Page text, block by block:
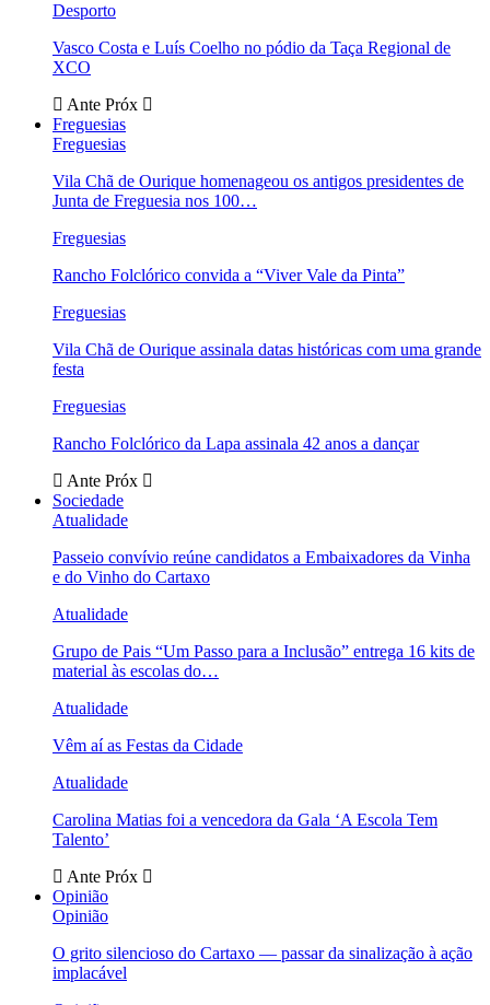
Desporto
Vasco Costa e Luís Coelho no pódio da Taça Regional de
XCO
Ante Próx
Freguesias
Freguesias
Vila Chã de Ourique homenageou os antigos presidentes de
Junta de Freguesia nos 100…
Freguesias
Rancho Folclórico convida a “Viver Vale da Pinta”
Freguesias
Vila Chã de Ourique assinala datas históricas com uma grande
festa
Freguesias
Rancho Folclórico da Lapa assinala 42 anos a dançar
Ante Próx
Sociedade
Atualidade
Passeio convívio reúne candidatos a Embaixadores da Vinha
e do Vinho do Cartaxo
Atualidade
Grupo de Pais “Um Passo para a Inclusão” entrega 16 kits de
material às escolas do…
Atualidade
Vêm aí as Festas da Cidade
Atualidade
Carolina Matias foi a vencedora da Gala ‘A Escola Tem
Talento’
Ante Próx
Opinião
Opinião
O grito silencioso do Cartaxo — passar da sinalização à ação
implacável